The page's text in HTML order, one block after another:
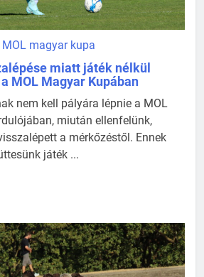
MOL magyar kupa
miatt játék nélkül
MOL Magyar Kupában
nem kell pályára lépnie a MOL
miután ellenfelünk,
a mérkőzéstől. Ennek
játék ...